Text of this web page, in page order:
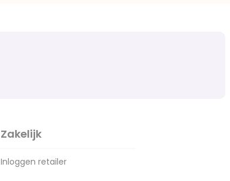
Zakelijk
Inloggen retailer